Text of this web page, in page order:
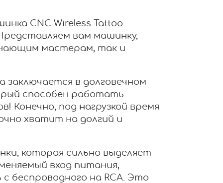
CNC Wireless Tattoo
вам машинку,
мастерам, так и
заключается в долговечном
способен работать
Конечно, под нагрузкой время
хватит на долгий и
которая сильно выделяет
вход питания,
беспроводного на RCA. Это